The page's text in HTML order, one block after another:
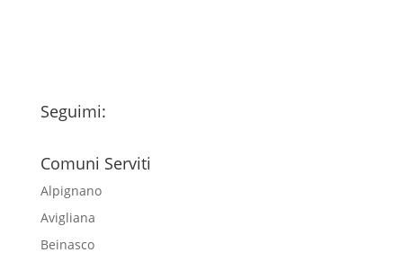
Seguimi:
Comuni Serviti
Alpignano
Avigliana
Beinasco